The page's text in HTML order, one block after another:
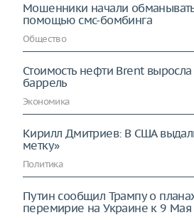
Мошенники начали
помощью смс-бомбинга
Общество
Стоимость нефти Brent
баррель
Экономика
Кирилл Дмитриев: В США
метку»
Политика
Путин сообщил Трампу о
перемирие на Украине к 9 Мая